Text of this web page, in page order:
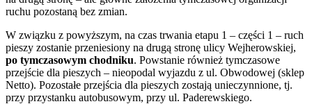
ruchu pozostaną bez zmian.
W związku z powyższym, na czas trwania etapu 1 – części 1 – ruch
pieszy zostanie przeniesiony na drugą stronę ulicy Wejherowskiej,
po tymczasowym chodniku. Powstanie również tymczasowe
przejście dla pieszych – nieopodal wyjazdu z ul. Obwodowej (sklep
Netto). Pozostałe przejścia dla pieszych zostają unieczynnione, tj.
przy przystanku autobusowym, przy ul. Paderewskiego.